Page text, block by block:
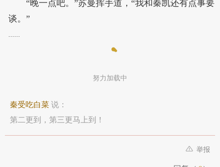
“晚一点吧。”苏曼挥手道，“我和秦凯还有点事要
谈。”
......
努力加载中
秦受吃白菜 说：
第二更到，第三更马上到！
举报